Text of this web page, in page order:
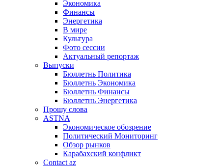
Экономика
Финансы
Энергетика
В мире
Культура
Фото сессии
Актуальный репортаж
Выпуски
Бюллетнь Политика
Бюллетнь Экономика
Бюллетнь Финансы
Бюллетнь Энергетика
Прошу слова
ASTNA
Экономическое обозрение
Политический Мониторинг
Обзор рынков
Карабахский конфликт
Contact az